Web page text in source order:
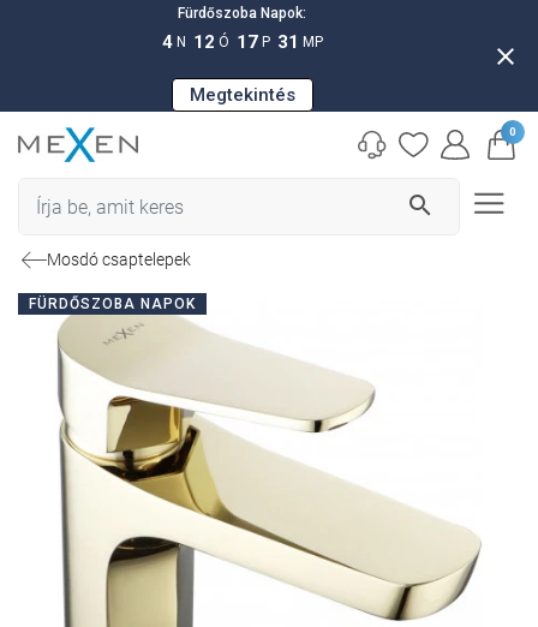
Fürdőszoba Napok:
4 N 12 Ó 17 P 30 MP
Megtekintés
close
search
0
Mosdó csaptelepek
FÜRDŐSZOBA NAPOK